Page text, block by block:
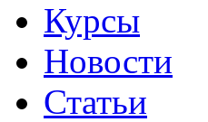
Курсы
Новости
Статьи